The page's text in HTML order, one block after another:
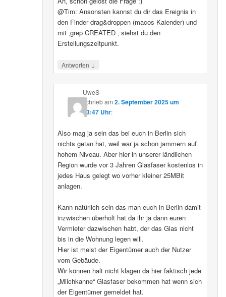
@Tim: Ansonsten kannst du dir das Ereignis in
den Finder drag&droppen (macos Kalender) und
mit ‚grep CREATED ‚ siehst du den
Erstellungszeitpunkt.
Antworten ↓
UweS
schriebam 2. September 2025 um
13:47 Uhr:
Also mag ja sein das bei euch in Berlin sich
nichts getan hat, weil war ja schon jammern auf
hohem Niveau. Aber hier in unserer ländlichen
Region wurde vor 3 Jahren Glasfaser kostenlos in
jedes Haus gelegt wo vorher kleiner 25MBit
anlagen.
Kann natürlich sein das man euch in Berlin damit
inzwischen überholt hat da ihr ja dann euren
Vermieter dazwischen habt, der das Glas nicht
bis in die Wohnung legen will.
Hier ist meist der Eigentümer auch der Nutzer
vom Gebäude.
Wir können halt nicht klagen da hier faktisch jede
„Milchkanne“ Glasfaser bekommen hat wenn sich
der Eigentümer gemeldet hat.